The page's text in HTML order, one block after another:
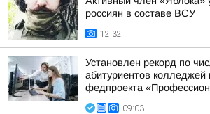
россиян в составе ВСУ
12:32
Установлен рекорд по
абитуриентов колледжей
федпроекта
09:03